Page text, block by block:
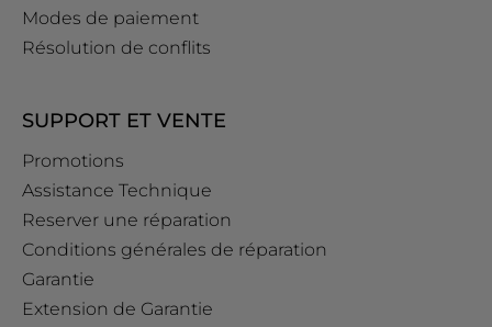
Modes de paiement
Résolution de conflits
SUPPORT ET VENTE
Promotions
Assistance Technique
Reserver une réparation
Conditions générales de réparation
Garantie
Extension de Garantie